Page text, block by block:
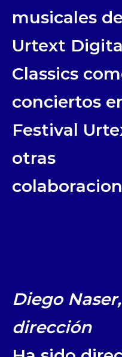
musicales de
Urtext
Classics
conciertos
Festival
otras
Diego Naser,
dirección